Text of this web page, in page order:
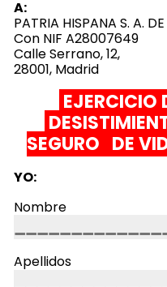
A:
PATRIA HISPANA S. A.
Con NIF A28007649
Calle Serrano, 12,
28001, Madrid
EJERCICIO
SEGURO DE
YO:
Nombre
Apellidos